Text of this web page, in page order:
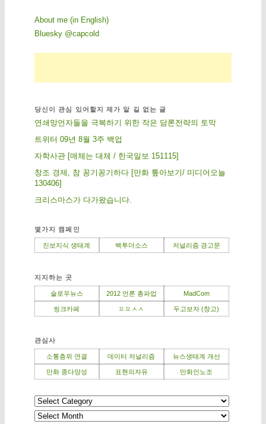
About me (in English)
Bluesky @capcold
당신이 관심 있어할지 제가 알 길 없는 글
연쇄망언자들을 극복하기 위한 작은 담론전략의 토막
트위터 09년 8월 3주 백업
자학사관 [매체는 대체 / 한국일보 151115]
창조 경제, 참 꽁기꽁기하다 [만화 톺아보기/ 미디어오늘
130406]
크리스마스가 다가왔습니다.
몇가지 캠페인
진보지식 생태계 백투더소스 저널리즘 경고문
지지하는 곳
슬로우뉴스 2012 언론 총파업 MadCom
씽크카페 ㅍㅍㅅㅅ 두고보자 (창고)
관심사
소통층위 연결 데이터 저널리즘 뉴스생태계 개선
만화 종다양성 표현의자유 만화인노조